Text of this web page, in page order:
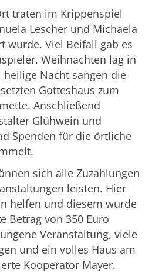
traten im Krippenspiel
Lescher und Michaela
wurde. Viel Beifall gab es
Weihnachten lag in
Nacht sangen die
Gotteshaus zum
Anschließend
Glühwein und
Spenden für die örtliche
sich alle Zuzahlungen
leisten. Hier
helfen und diesem wurde
Betrag von 350 Euro
Veranstaltung, viele
und ein volles Haus am
Kooperator Mayer.